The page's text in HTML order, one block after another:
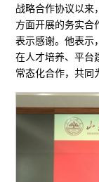
战略合作协议以来
方面开展的务实合
表示感谢。他表示
在人才培养、平台
常态化合作，共同